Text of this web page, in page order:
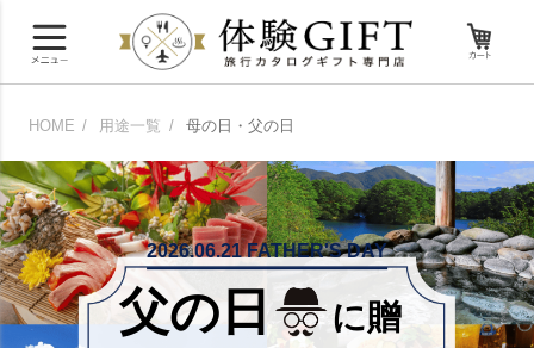
HOME 用途一覧 母の日・父の日
2026.06.21 FATHER'S DAY
父の日
に贈